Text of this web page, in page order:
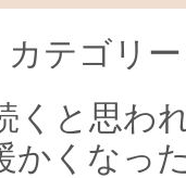
カテゴリ
くと思わ
かくなっ